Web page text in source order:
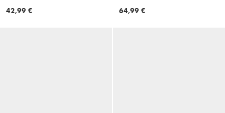
Schokobraun
42,99 €
Schildpatt-Optik
64,99 €